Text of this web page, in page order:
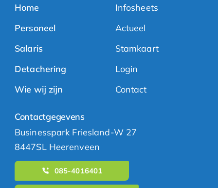
Home
Personeel
Salaris
Detachering
Wie wij zijn
Infosheets
Actueel
Stamkaart
Login
Contact
Contactgegevens
Businesspark Friesland-W 27
8447SL Heerenveen
085-4016401